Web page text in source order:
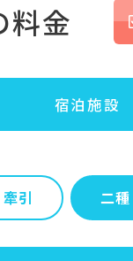
料金
宿泊施設
引 二種